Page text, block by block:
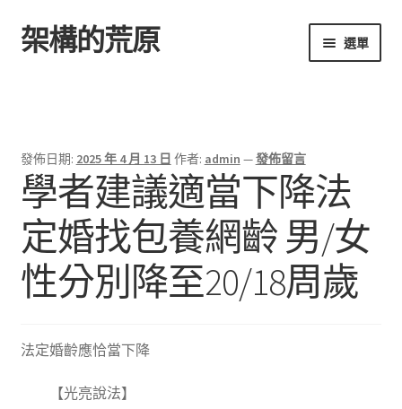
跳
至
跳
至
架構的荒原 選單
發佈日期: 2025 年 4 月 13 日 作者: admin —發佈留言
學者建議適當下降法
定婚找包養網齡 男/女
性分別降至20/18周歲
法定婚齡應恰當下降
【光亮說法】